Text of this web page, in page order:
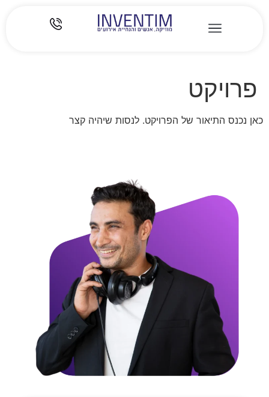
פרויקט
כאן נכנס התיאור של הפרויקט. לנסות שיהיה קצר